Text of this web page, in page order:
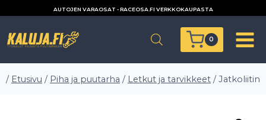
AUTOJEN VARAOSAT - RACEOSA.FI VERKKOKAUPASTA
0
/ Etusivu / Piha ja puutarha / Letkut ja tarvikkeet / Jatkoliitin